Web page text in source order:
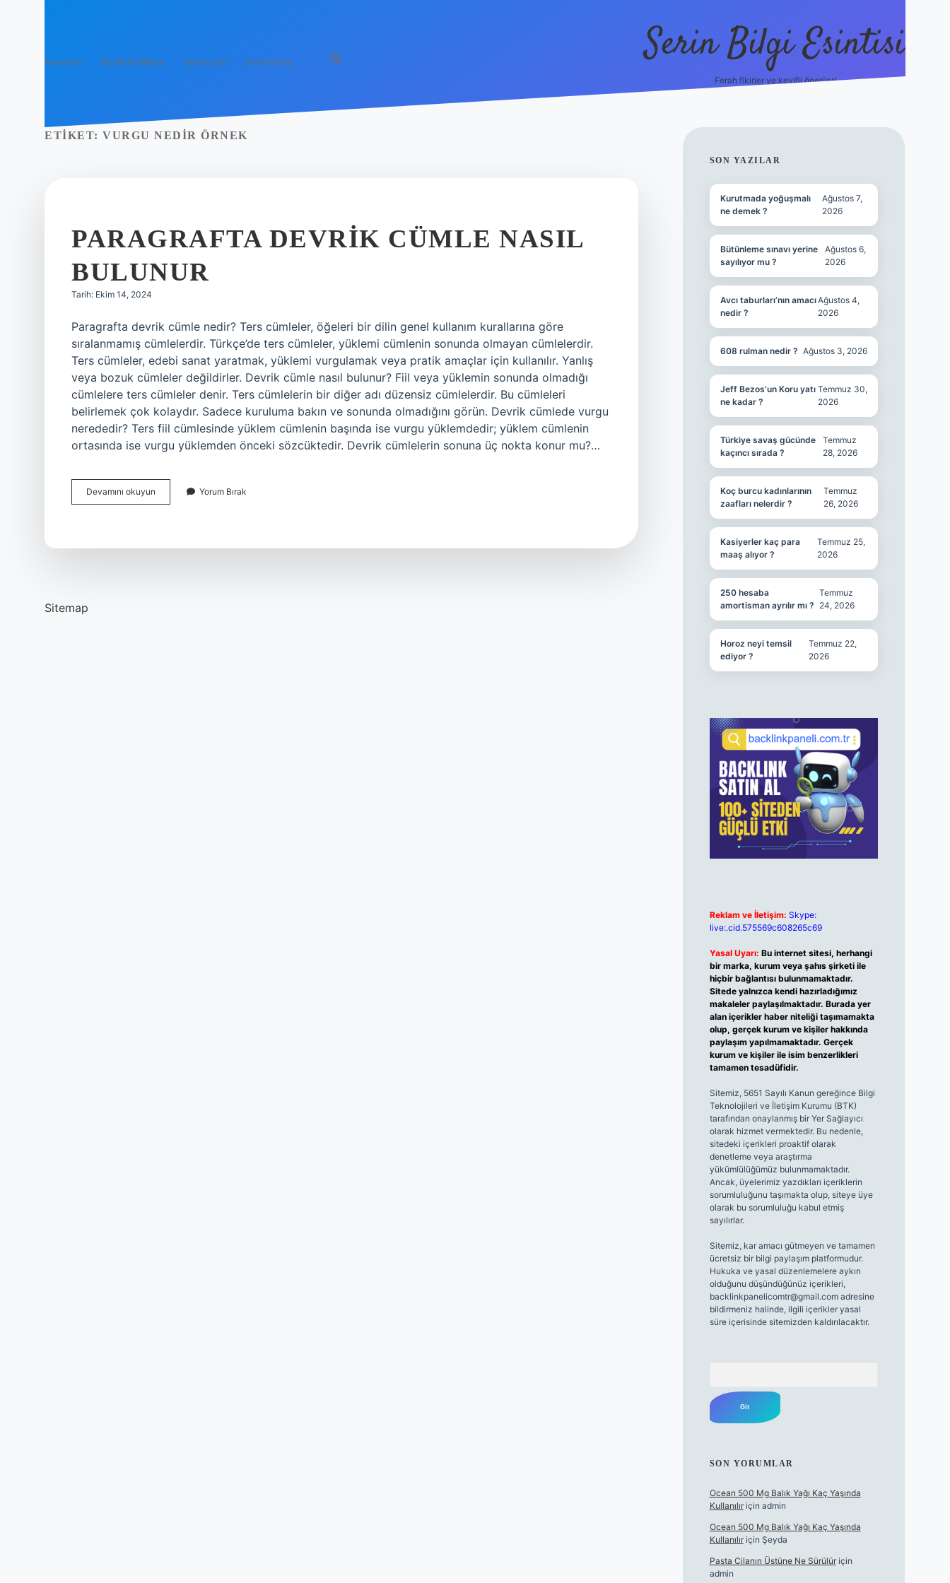
Anasayfa Gizlilik Politikası Yasal Uyarı Hakkımızda Serin Bilgi Esintisi
Ferah fikirler ve keyifli öneriler!
ETIKET: VURGU NEDIR ÖRNEK
PARAGRAFTA DEVRIK CÜMLE NASIL
BULUNUR
Tarih: Ekim 14, 2024
Paragrafta devrik cümle nedir? Ters cümleler, öğeleri bir dilin genel kullanım kurallarına göre
sıralanmamış cümlelerdir. Türkçe’de ters cümleler, yüklemi cümlenin sonunda olmayan cümlelerdir.
Ters cümleler, edebi sanat yaratmak, yüklemi vurgulamak veya pratik amaçlar için kullanılır. Yanlış
veya bozuk cümleler değildirler. Devrik cümle nasıl bulunur? Fiil veya yüklemin sonunda olmadığı
cümlelere ters cümleler denir. Ters cümlelerin bir diğer adı düzensiz cümlelerdir. Bu cümleleri
belirlemek çok kolaydır. Sadece kuruluma bakın ve sonunda olmadığını görün. Devrik cümlede vurgu
nerededir? Ters fiil cümlesinde yüklem cümlenin başında ise vurgu yüklemdedir; yüklem cümlenin
ortasında ise vurgu yüklemden önceki sözcüktedir. Devrik cümlelerin sonuna üç nokta konur mu?…
Devamını okuyun Paragrafta
Devrik
Yorum Bırak
Sitemap
SIDEBAR
SON YAZILAR
Kurutmada yoğuşmalı
ne demek ?
Ağustos 7,
2026
Bütünleme sınavı yerine
sayılıyor mu ?
Ağustos 6,
2026
Avcı taburları’nın amacı
nedir ?
Ağustos 4,
2026
608 rulman nedir ? Ağustos 3, 2026
Jeff Bezos’un Koru yatı
ne kadar ?
Temmuz 30,
2026
Türkiye savaş gücünde
kaçıncı sırada ?
Temmuz
28, 2026
Koç burcu kadınlarının
zaafları nelerdir ?
Temmuz
26, 2026
Kasiyerler kaç para
maaş alıyor ?
Temmuz 25,
2026
250 hesaba
amortisman ayrılır mı ?
Temmuz
24, 2026
Horoz neyi temsil
ediyor ?
Temmuz 22,
2026
Reklam ve İletişim: Skype:
live:.cid.575569c608265c69
Yasal Uyarı: Bu internet sitesi, herhangi
bir marka, kurum veya şahıs şirketi ile
hiçbir bağlantısı bulunmamaktadır.
Sitede yalnızca kendi hazırladığımız
makaleler paylaşılmaktadır. Burada yer
alan içerikler haber niteliği taşımamakta
olup, gerçek kurum ve kişiler hakkında
paylaşım yapılmamaktadır. Gerçek
kurum ve kişiler ile isim benzerlikleri
tamamen tesadüfidir.
Sitemiz, 5651 Sayılı Kanun gereğince Bilgi
Teknolojileri ve İletişim Kurumu (BTK)
tarafından onaylanmış bir Yer Sağlayıcı
olarak hizmet vermektedir. Bu nedenle,
sitedeki içerikleri proaktif olarak
denetleme veya araştırma
yükümlülüğümüz bulunmamaktadır.
Ancak, üyelerimiz yazdıkları içeriklerin
sorumluluğunu taşımakta olup, siteye üye
olarak bu sorumluluğu kabul etmiş
sayılırlar.
Sitemiz, kar amacı gütmeyen ve tamamen
ücretsiz bir bilgi paylaşım platformudur.
Hukuka ve yasal düzenlemelere aykırı
olduğunu düşündüğünüz içerikleri,
backlinkpanelicomtr@gmail.comadresine
bildirmeniz halinde, ilgili içerikler yasal
süre içerisinde sitemizden kaldırılacaktır.
SON YORUMLAR
Ocean 500 Mg Balık Yağı Kaç Yaşında
Kullanılıriçin admin
Ocean 500 Mg Balık Yağı Kaç Yaşında
Kullanılıriçin Şeyda
Pasta Cilanın Üstüne Ne Sürülüriçin
admin
ilbet giriş